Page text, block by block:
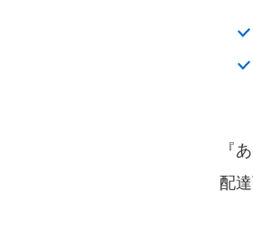
『
配